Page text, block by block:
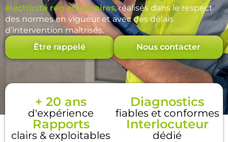
électricité réglementaires, réalisés dans le respect
des normes en vigueur et avec des délais
d’intervention maîtrisés.
Être rappelé Nous contacter
+ 20 ans
d'expérience
Diagnostics
fiables et conformes
Rapports
clairs & exploitables
Interlocuteur
dédié